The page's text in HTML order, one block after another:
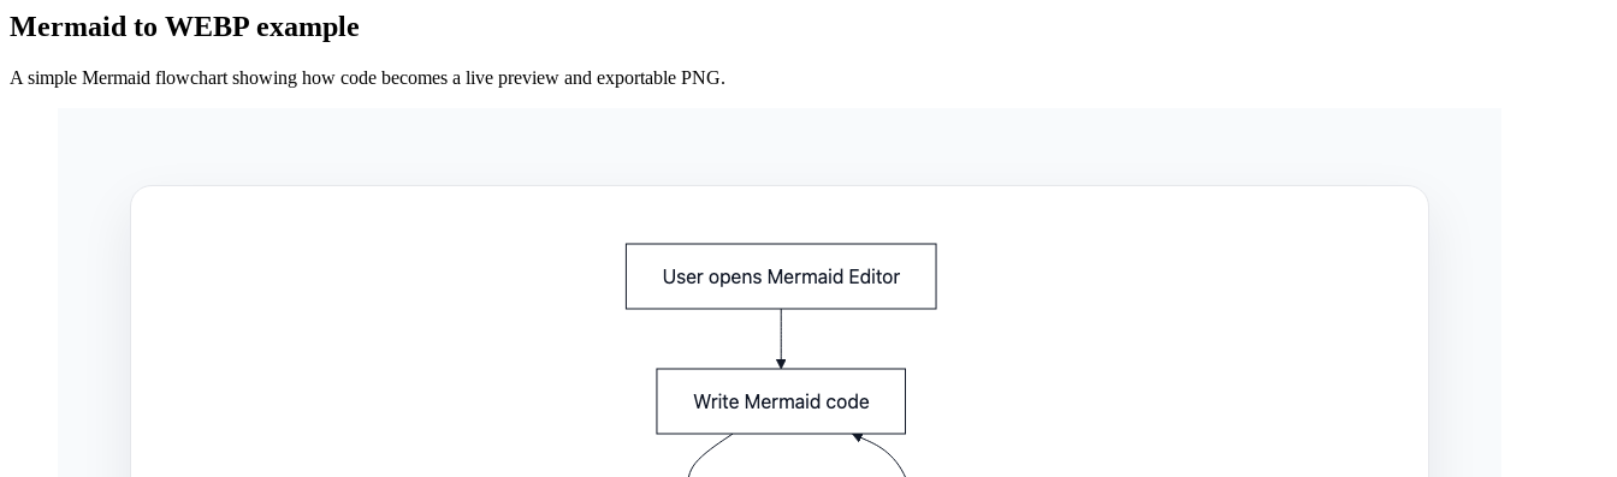
Mermaid to WEBP example
A simple Mermaid flowchart showing how code becomes a live preview and exportable PNG.